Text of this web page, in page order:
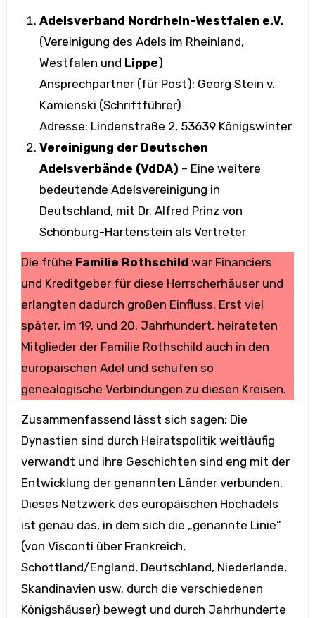
Adelsverband Nordrhein-Westfalen e.V.
(Vereinigung des Adels im Rheinland,
Westfalen und Lippe)
Ansprechpartner (für Post): Georg Stein v.
Kamienski (Schriftführer)
Adresse: Lindenstraße 2, 53639 Königswinter
Vereinigung der Deutschen
Adelsverbände (VdDA) – Eine weitere
bedeutende Adelsvereinigung in
Deutschland, mit Dr. Alfred Prinz von
Schönburg-Hartenstein als Vertreter
Die frühe Familie Rothschild war Financiers
und Kreditgeber für diese Herrscherhäuser und
erlangten dadurch großen Einfluss. Erst viel
später, im 19. und 20. Jahrhundert, heirateten
Mitglieder der Familie Rothschild auch in den
europäischen Adel und schufen so
genealogische Verbindungen zu diesen Kreisen.
Zusammenfassend lässt sich sagen: Die
Dynastien sind durch Heiratspolitik weitläufig
verwandt und ihre Geschichten sind eng mit der
Entwicklung der genannten Länder verbunden.
Dieses Netzwerk des europäischen Hochadels
ist genau das, in dem sich die „genannte Linie“
(von Visconti über Frankreich,
Schottland/England, Deutschland, Niederlande,
Skandinavien usw. durch die verschiedenen
Königshäuser) bewegt und durch Jahrhunderte